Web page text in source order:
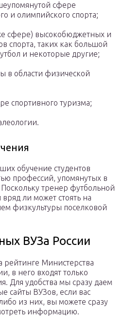
сфере
и олимпийского спорта;
сфере) высокобюджетных и
спорта, таких как большой
и некоторые другие;
в области физической
спортивного туризма;
обучение студентов
профессий, упомянутых в
тренер футбольной
ли может стоять на
физкультуры поселковой
ВУЗа России
рейтинге Министерства
в него входят только
Для удобства мы сразу даем
сайты ВУЗов, если вас
из них, вы можете сразу
информацию.